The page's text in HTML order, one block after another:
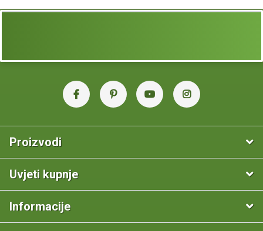
Proizvodi
Uvjeti kupnje
Informacije